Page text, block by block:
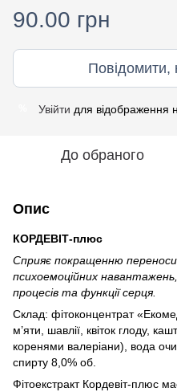
90.00 грн
Повідомити,
Увійти для відображення
До обраного
Опис
КОРДЕВІТ-плюс
Сприяє покращенню
психоемоційних навантажень,
процесів та функції серця.
Склад: фітоконцентрат
м’яти, шавлії, квіток глоду,
коренями валеріани), вода
спирту 8,0% об.
Фітоекстракт Кордевіт-плюс